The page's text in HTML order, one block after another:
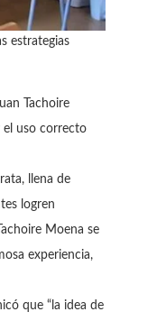
estrategias
Tachoire
el uso correcto
llena de
logren
Moena se
experiencia,
que “la idea de